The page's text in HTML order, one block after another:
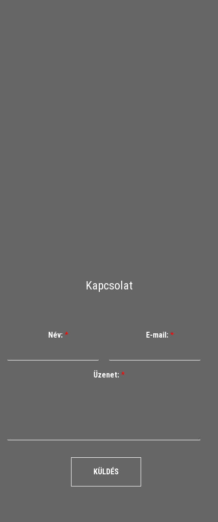
Kapcsolat
Név: * E-mail: *
Üzenet: *
KÜLDÉS